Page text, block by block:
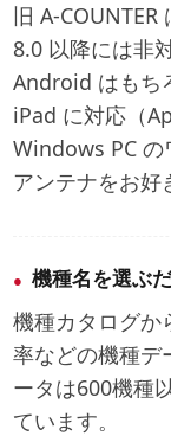
旧 A-
8.0 以降には非
Android はもち
iPad に対応（
Windows PC の
アンテナをお好
機種名を選ぶ
機種カタログか
率などの機種デ
ータは600機種
ています。